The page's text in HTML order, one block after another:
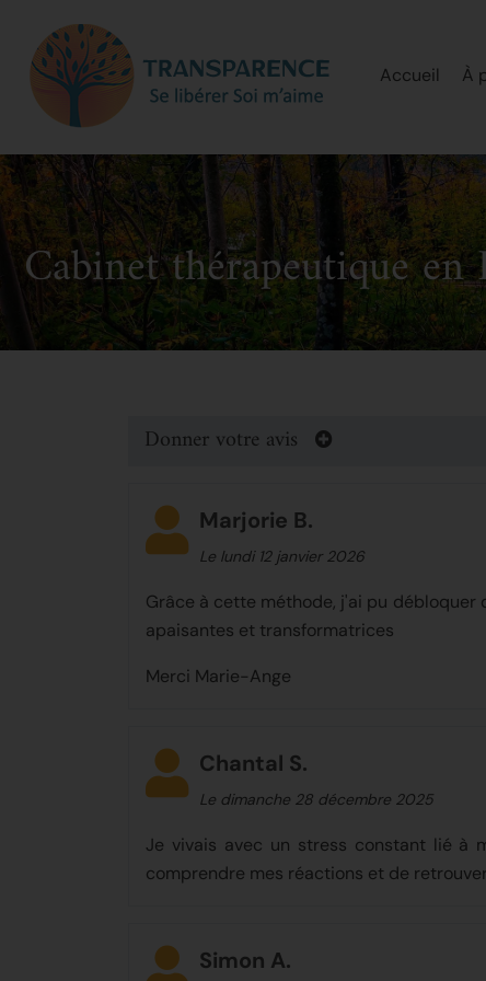
Accueil À
Cabinet thérapeutique
Donner votre avis
Marjorie B.
Le lundi 12 janvier 2026
Grâce à cette méthode, j'ai pu débloquer
apaisantes et transformatrices
Merci Marie-Ange
Chantal S.
Le dimanche 28 décembre 2025
Je vivais avec un stress constant lié à
comprendre mes réactions et de
Simon A.